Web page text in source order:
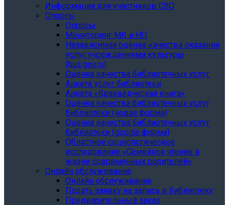
Информация для участников СВО
Опросы
Опросы
Мониторинг МК и НП
Независимая оценка качества оказания
услуг учреждениями культуры
(bus.gov.ru)
Оценка качества библиотечных услуг
Анкета услуг библиотеки
Анкета «Краеведческая книга»
Oценка качества библиотечных услуг
библиотеки (новая форма)
Oценка качества библиотечных услуг
библиотеки (google форма)
Областное социологическое
исследование «Семейное чтение в
жизни современных родителей»
Онлайн обслуживание
Онлайн обслуживание
Подать заявку на запись в библиотеку
Предварительный заказ